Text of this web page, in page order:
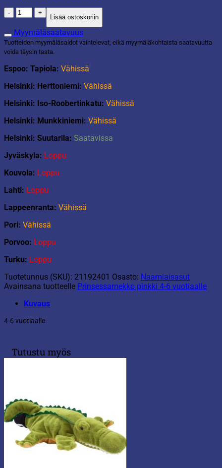
Prinsessamekko
pinkki
4-
6
vuotiaalle
määrä
Lisää ostoskoriin
Myymäläsaatavuus
Tuotteiden myymäläsaldot vaihtelevat, eikä myymäläkohtaista saatavuutta
voida täysin taata.
Espoo: Tapiola: Vähissä
Helsinki: Herttoniemi: Vähissä
Helsinki: Iso-Roobertinkatu: Vähissä
Helsinki: Munkkiniemi: Vähissä
Helsinki: Suutarila: Saatavissa
Jyväskyla: Loppu
Kouvola: Loppu
Lahti: Loppu
Lappeenranta: Vähissä
Pori: Vähissä
Porvoo: Loppu
Turku: Loppu
Tuotetunnus (SKU): 21192401 Osasto: Naamiaisasut
Avainsana tuotteelle Prinsessamekko pinkki 4-6 vuotiaalle
Kuvaus
4-6 vuotiaalle
Tutustu myös